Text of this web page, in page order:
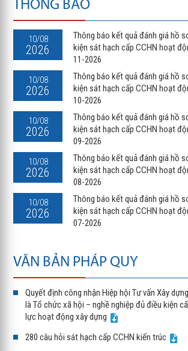
THÔNG BÁO
10/08
2026
Thông báo kết quả đánh giá hồ
kiện sát hạch cấp CCHN hoạt
11-2026
10/08
2026
Thông báo kết quả đánh giá hồ
kiện sát hạch cấp CCHN hoạt
10-2026
10/08
2026
Thông báo kết quả đánh giá hồ
kiện sát hạch cấp CCHN hoạt
09-2026
10/08
2026
Thông báo kết quả đánh giá hồ
kiện sát hạch cấp CCHN hoạt
08-2026
10/08
2026
Thông báo kết quả đánh giá hồ
kiện sát hạch cấp CCHN hoạt
07-2026
VĂN BẢN PHÁP QUY
Quyết định công nhận Hiệp hội Tư vấn Xây
là Tổ chức xã hội – nghề nghiệp đủ điều kiện
lực hoạt động xây dựng
280 câu hỏi sát hạch cấp CCHN kiến trúc